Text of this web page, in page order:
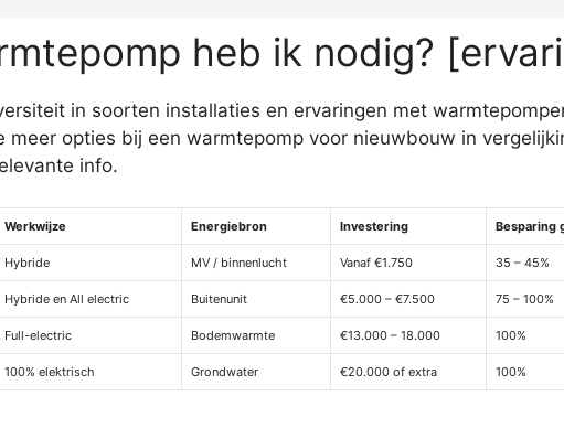
heb ik nodig?
in soorten installaties en ervaringen met
meer opties bij een warmtepomp voor nieuwbouw in
info.
Werkwijze Energiebron Investering Besparing
Hybride MV / binnenlucht Vanaf €1.750 35 – 45%
Hybride en All electric Buitenunit €5.000 – €7.500 75 – 100%
Full-electric Bodemwarmte €13.000 – 18.000 100%
100% elektrisch Grondwater €20.000 of extra 100%